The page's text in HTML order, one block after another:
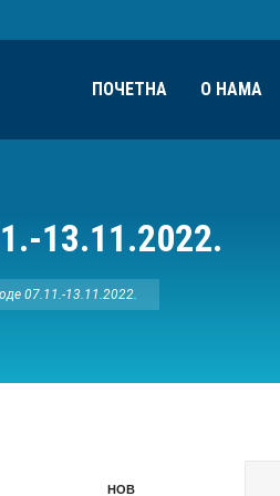
ПОЧЕТНА О НАМА
13.11.2022.
07.11.-13.11.2022.
НОВ